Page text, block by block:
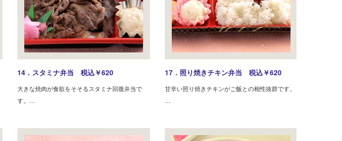
14．スタミナ弁当 税込￥620
大きな焼肉が食欲をそそるスタミナ回復弁当で
す。…
17．照り焼きチキン弁当 税込￥620
甘辛い照り焼きチキンがご飯との相性抜群です。
…